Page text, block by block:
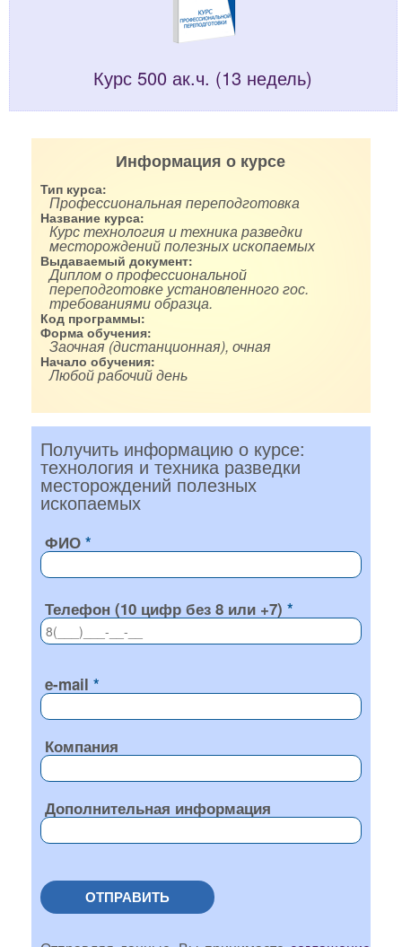
Курс 500 ак.ч. (13 недель)
Информация о курсе
Тип курса:
Профессиональная переподготовка
Название курса:
Курс технология и техника разведки
месторождений полезных ископаемых
Выдаваемый документ:
Диплом о профессиональной
переподготовке установленного гос.
требованиями образца.
Код программы:
Форма обучения:
Заочная (дистанционная), очная
Начало обучения:
Любой рабочий день
Получить информацию о курсе:
технология и техника разведки
месторождений полезных
ископаемых
ФИО
Телефон (10 цифр без 8 или +7)
e-mail
Компания
Дополнительная информация
ОТПРАВИТЬ